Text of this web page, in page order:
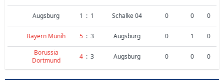
Augsburg 1 : 1 Schalke 04 0 0 0
Bayern Münih 5 : 3 Augsburg 0 1
0
Borussia
Dortmund
4 : 3 Augsburg 0 0 0